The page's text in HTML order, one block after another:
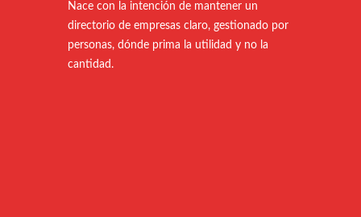
Nace con la intención de mantener un
directorio de empresas claro, gestionado por
personas, dónde prima la utilidad y no la
cantidad.